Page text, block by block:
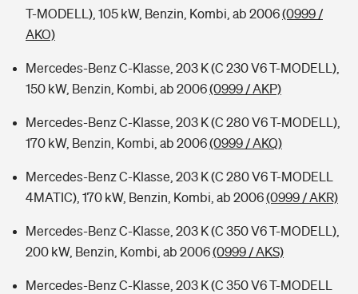
T-MODELL), 105 kW, Benzin, Kombi, ab 2006(0999 /
AKO)
Mercedes-Benz C-Klasse, 203 K (C 230 V6 T-MODELL),
150 kW, Benzin, Kombi, ab 2006(0999 / AKP)
Mercedes-Benz C-Klasse, 203 K (C 280 V6 T-MODELL),
170 kW, Benzin, Kombi, ab 2006(0999 / AKQ)
Mercedes-Benz C-Klasse, 203 K (C 280 V6 T-MODELL
4MATIC), 170 kW, Benzin, Kombi, ab 2006(0999 / AKR)
Mercedes-Benz C-Klasse, 203 K (C 350 V6 T-MODELL),
200 kW, Benzin, Kombi, ab 2006(0999 / AKS)
Mercedes-Benz C-Klasse, 203 K (C 350 V6 T-MODELL